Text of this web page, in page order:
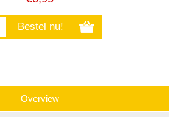
Overview